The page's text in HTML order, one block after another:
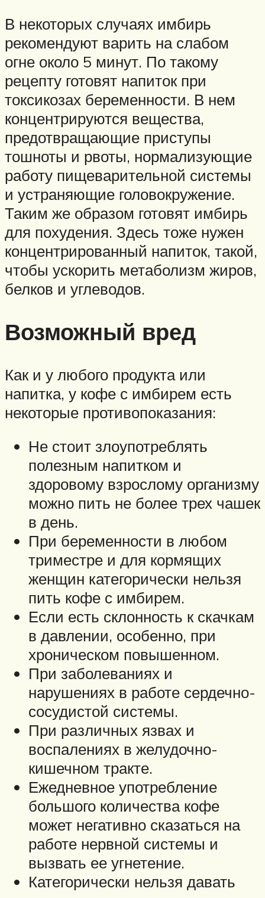
В некоторых случаях имбирь
рекомендуют варить на слабом
огне около 5 минут. По такому
рецепту готовят напиток при
токсикозах беременности. В нем
концентрируются вещества,
предотвращающие приступы
тошноты и рвоты, нормализующие
работу пищеварительной системы
и устраняющие головокружение.
Таким же образом готовят имбирь
для похудения. Здесь тоже нужен
концентрированный напиток, такой,
чтобы ускорить метаболизм жиров,
белков и углеводов.
Возможный вред
Как и у любого продукта или
напитка, у кофе с имбирем есть
некоторые противопоказания:
Не стоит злоупотреблять
полезным напитком и
здоровому взрослому организму
можно пить не более трех чашек
в день.
При беременности в любом
триместре и для кормящих
женщин категорически нельзя
пить кофе с имбирем.
Если есть склонность к скачкам
в давлении, особенно, при
хроническом повышенном.
При заболеваниях и
нарушениях в работе сердечно-
сосудистой системы.
При различных язвах и
воспалениях в желудочно-
кишечном тракте.
Ежедневное употребление
большого количества кофе
может негативно сказаться на
работе нервной системы и
вызвать ее угнетение.
Категорически нельзя давать